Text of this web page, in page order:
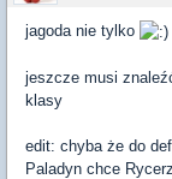
jagoda nie tylko
jeszcze musi
klasy
edit: chyba że do
Paladyn chce